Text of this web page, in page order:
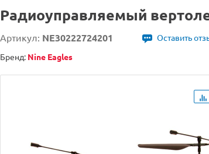
Радиоуправляемый
Артикул: NE30222724201
Оставить
Бренд: Nine Eagles